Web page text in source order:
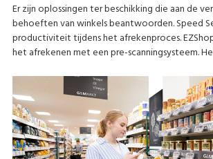
Er zijn oplossingen ter beschikking die aan de
behoeften van winkels beantwoorden. Speed
productiviteit tijdens het afrekenproces.
het afrekenen met een pre-scanningsysteem.